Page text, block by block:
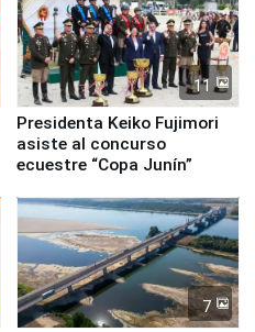
11
Presidenta Keiko Fujimori
asiste al concurso
ecuestre “Copa Junín”
7